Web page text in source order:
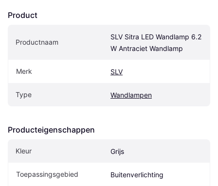
Product
Productnaam
SLV Sitra LED Wandlamp 6.2
W Antraciet Wandlamp
Merk SLV
Type Wandlampen
Producteigenschappen
Kleur Grijs
Toepassingsgebied Buitenverlichting